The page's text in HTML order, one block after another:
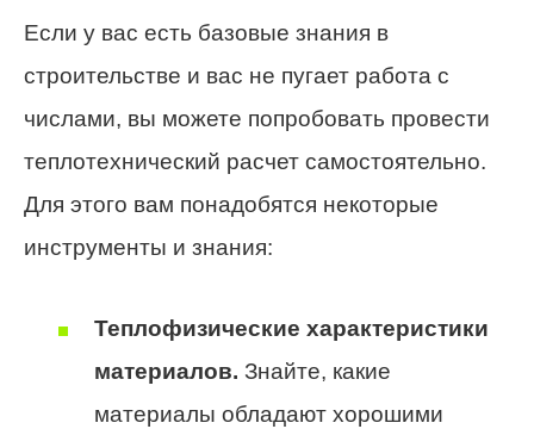
Если у вас есть базовые знания в
строительстве и вас не пугает работа с
числами, вы можете попробовать провести
теплотехнический расчет самостоятельно.
Для этого вам понадобятся некоторые
инструменты и знания:
Теплофизические характеристики
материалов. Знайте, какие
материалы обладают хорошими